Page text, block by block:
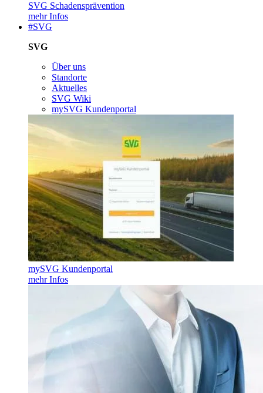
SVG Schadensprävention
mehr Infos
#SVG
SVG
Über uns
Standorte
Aktuelles
SVG Wiki
mySVG Kundenportal
mySVG Kundenportal
mehr Infos